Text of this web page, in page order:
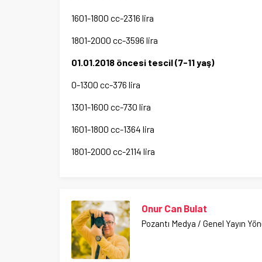
1601-1800 cc-2316 lira
1801-2000 cc-3596 lira
01.01.2018 öncesi tescil (7-11 yaş)
0-1300 cc-376 lira
1301-1600 cc-730 lira
1601-1800 cc-1364 lira
1801-2000 cc-2114 lira
Onur Can Bulat
Pozantı Medya / Genel Yayın